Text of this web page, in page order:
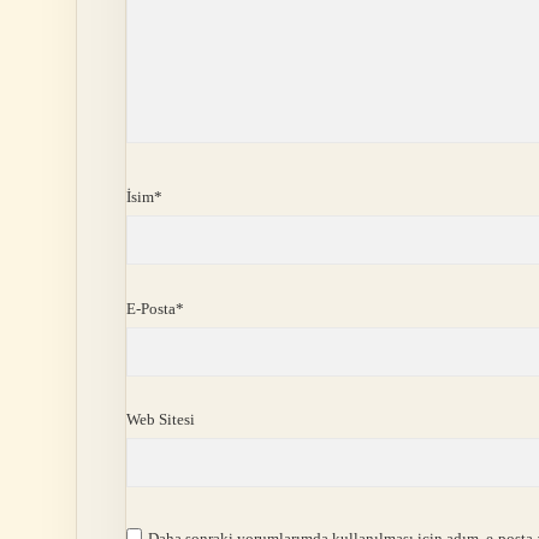
İsim*
E-Posta*
Web Sitesi